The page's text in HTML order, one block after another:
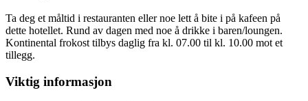
Ta deg et måltid i restauranten eller noe lett å bite i på kafeen på
dette hotellet. Rund av dagen med noe å drikke i baren/loungen.
Kontinental frokost tilbys daglig fra kl. 07.00 til kl. 10.00 mot et
tillegg.
Viktig informasjon